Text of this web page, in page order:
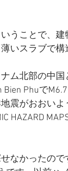
うことで、
いスラブで
ム北部の中
Phuで
震がおおいよ
HAZARD
なかったの